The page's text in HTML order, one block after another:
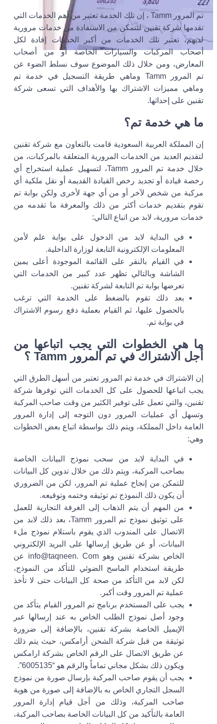
تم المرور Tamm ، إن تلك الخدمة تعتبر من أهم الخدمات التي
تقدمها شركة تقنين لتتمكن من الاستفادة من خدمات مرورية
لديهم، تعتبر تلك الخدمات من أكبر الخدمات إفادة لكل
أصحاب المركبات والسيارات الخاصة أو من أصحاب
المعارض، ومن خلال ذلك الموضوع سوف نسلط الضوء عن
تم المرور Tamm وماهي طريقة التسجيل في خدمة تم
وماهي مميزات الاشتراك بها والأهداف التي تسعى شركة
تقنين على إحداثها.
ما هي خدمة تم؟
إن المملكة العربية السعودية قامت بالتعاون مع شركة تقنين
لتقديم العديد من الخدمات المرورية المتعلقة بالمركبات، من
خلال خدمة تم المرور Tamm، لتسهيل عملية استخراج أي
رخصة قيادة أو تجديد رخص القيادة القديمة أو نقل ملكية أي
مركبة من شخص لآخر أو من أي جهة لأخرى ولكن بوابة تم
تقوم بتقديم خدمات أكثر من ذلك والمعرفة ما تقدمه من
خدمات مرورية، لابد من اتباع التالي:
في البداية لابد من الدخول على بوابة علم لأمن
المعلومات الإلكترونية التابعة لوزارة الداخلية.
في القيام بالنقر على القائمة الموجودة أعلى يمين
الشاشة وبالتالي تظهر عدد كبير من الخدمات التي
تعرضها بوابة تم التابعة لشركة تقنين.
بعد ذلك تقوم بالضغط على الخدمة التي ترغب
بالحصول عليها، ثم القيام بعملية دفع رسوم الاشتراك
في بوابة تم.
ما هي الخطوات التي يجب اتباعها من
أجل الاشتراك في تم المرور Tamm ؟
إن الاشتراك في خدمة تم المرور تعتبر من أسهل الطرق التي
يجب اتباعها للحصول على كل الخدمات التي توفرها شركة
تقنين، والتي تعمل على توفير الكثير من وقت صاحب المركبة
وتسهل أي عمليات المرور دون التوجه إلى إدارة المرور
العامة داخل المملكة، ويتم ذلك بواسطة اتباع بعض الخطوات
وهي:
في البداية لابد من سحب نموذج البيانات الخاصة
بصاحب المركبة، ويتم ذلك من خلال تدوين كل البيانات
للتمكن من إنجاح عملية تم المرور، لكن من الضروري
أن يكون ذلك النموذج تم توثيقه وختمه وتوقيعه.
من المهم أن يتم الذهاب إلى الغرفة التجارية للعمل
على توثيق نموذج تم المرور Tamm، بعد ذلك لابد من
الاتصال على المندوب الذي يقوم باستلام نموذج ملء
البيانات، أو عن طريق إرسالها على البريد الإلكتروني
الخاص بشركة تقنين وهو info@taqneen. Com عن
طريقة استخدام الماسح الضوئي للتأكد من النموذج،
لكن لابد من التأكد من صحة كل البيانات حتى لا تأخذ
عملية تم المرور وقت أكبر.
يجب على المستخدم برنامج تم المرور
القيام يتأكد من
وجود أصل نموذج الطلب الخاص به عند إرسالها عبر
الإيميل الخاصة بشركة تقنين، بالإضافة إلى ضرورة
توثيقة من قبل شركة الشحن أرامكس، حيث يتم ذلك
عن طريق الاتصال على الرقم الخاص بشركة ارامكس
ويكون ذلك بشكل مجاني تماماً والرقم هو “6005135”.
يجب أن يقوم صاحب المركبة بإرسال صورة من نموذج
السجل التجاري الخاص به بالإضافة إلى صورة من هوية
صاحب المركبة، وذلك من أجل قيام إدارة المرور
العامة بالتأكيد من كل البيانات الخاصة بصاحب المركبة،